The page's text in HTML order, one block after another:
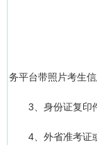
务平台带照片考生
3、身份证复印
4、外省准考证